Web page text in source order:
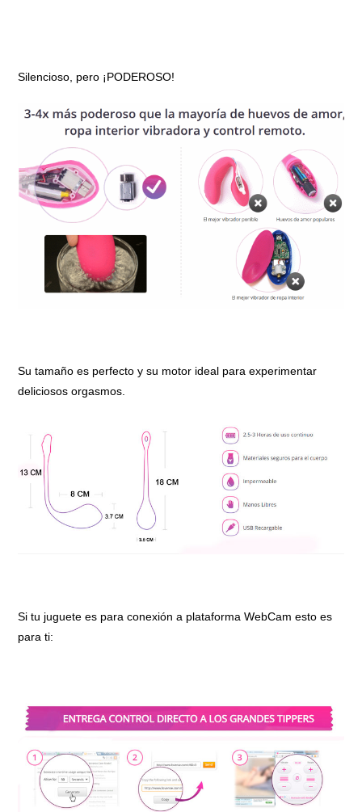
Silencioso, pero ¡PODEROSO!
Su tamaño es perfecto y su motor ideal para experimentar
deliciosos orgasmos.
Si tu juguete es para conexión a plataforma WebCam esto es
para ti: